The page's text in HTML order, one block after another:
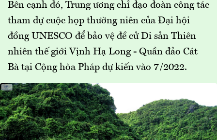
Bên cạnh đó, Trung ương chỉ đạo đoàn công tác
tham dự cuộc họp thường niên của Đại hội
đồng UNESCO để bảo vệ đề cử Di sản Thiên
nhiên thế giới Vịnh Hạ Long - Quần đảo Cát
Bà tại Cộng hòa Pháp dự kiến vào 7/2022.